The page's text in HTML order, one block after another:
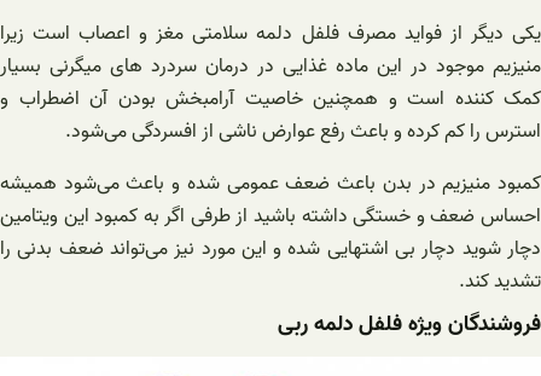
یکی دیگر از فواید مصرف فلفل دلمه سلامتی مغز و اعصاب است زیرا
منیزیم موجود در این ماده غذایی در درمان سردرد های میگرنی بسیار
کمک کننده است و همچنین خاصیت آرامبخش بودن آن اضطراب و
استرس را کم کرده و باعث رفع عوارض ناشی از افسردگی می‌شود.
کمبود منیزیم در بدن باعث ضعف عمومی شده و باعث می‌شود همیشه
احساس ضعف و خستگی داشته باشید از طرفی اگر به کمبود این ویتامین
دچار شوید دچار بی اشتهایی شده و این مورد نیز می‌تواند ضعف بدنی را
تشدید کند.
فروشندگان ویژه فلفل دلمه ربی